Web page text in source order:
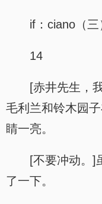
if：ciano（三
14
[赤井先生，
毛利兰和铃木园
睛一亮。
[不要冲动。]
了一下。